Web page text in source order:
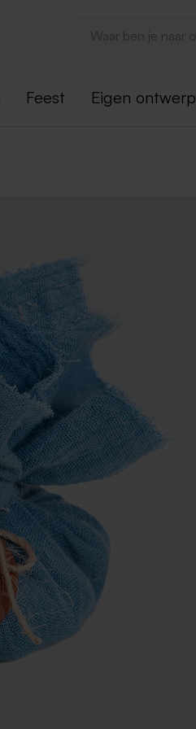
Feest Eigen ontwerp